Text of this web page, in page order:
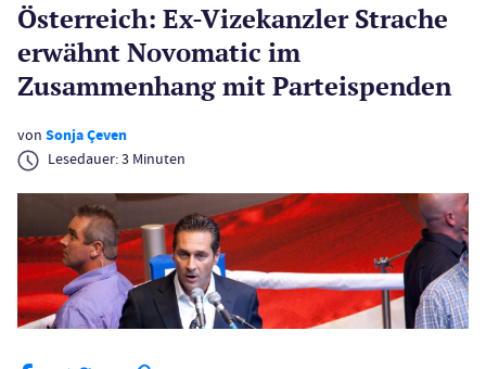
Österreich: Ex-Vizekanzler Strache
erwähnt Novomatic im
Zusammenhang mit Parteispenden
von Sonja Çeven
Lesedauer:3 Minuten